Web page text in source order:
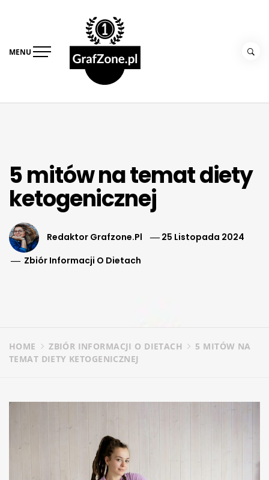
MENU
5 mitów na temat diety
ketogenicznej
Redaktor Grafzone.pl
25 Listopada 2024
Zbiór Informacji O Dietach
HOME ZBIÓR INFORMACJI O DIETACH
5 MITÓW NA
TEMAT DIETY KETOGENICZNEJ